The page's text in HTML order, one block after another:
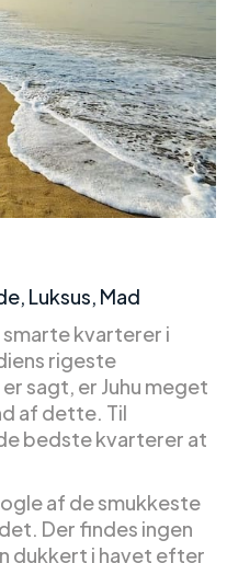
Luksus, Mad
kvarterer i
rigeste
sagt, er Juhu meget
af dette. Til
bedste kvarterer at
af de smukkeste
Der findes ingen
dukkert i havet efter